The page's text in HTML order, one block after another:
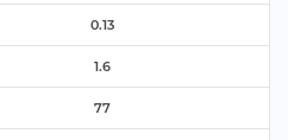
0.13
1.6
77